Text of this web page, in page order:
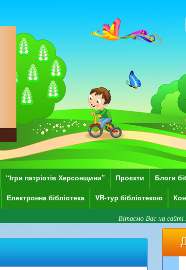
“Ігри патріотів Херсонщини” Проєкти Блоги
Електронна бібліотека VR-тур бібліотекою
Вітаємо Вас на сайті Херсонської